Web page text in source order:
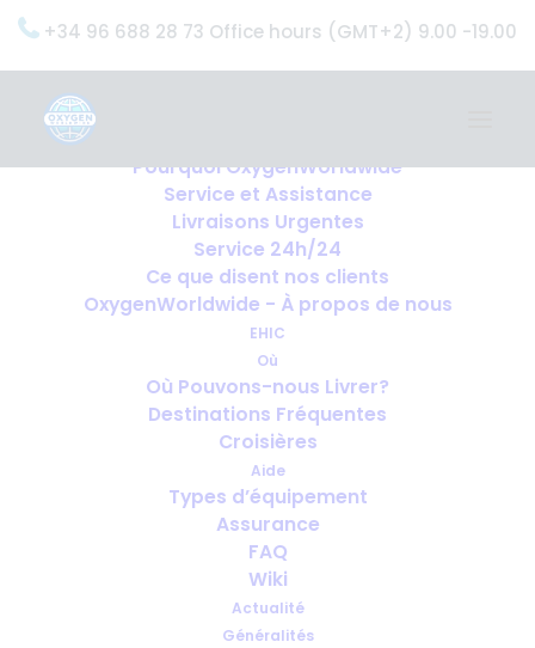
+34 96 688 28 73 Office hours (GMT+2) 9.00 -19.00
OxygenWorldwide (Ce que nous faisons)
Pourquoi OxygenWorldwide
Service et Assistance
Livraisons Urgentes
Service 24h/24
Ce que disent nos clients
OxygenWorldwide - À propos de nous
EHIC
Où
Où Pouvons-nous Livrer?
Destinations Fréquentes
Croisières
Aide
Types d’équipement
Assurance
FAQ
Wiki
Actualité
Généralités